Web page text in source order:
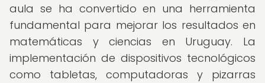
aula se ha convertido en una herramienta
fundamental para mejorar los resultados en
matemáticas y ciencias en Uruguay. La
implementación de dispositivos tecnológicos
como tabletas, computadoras y pizarras